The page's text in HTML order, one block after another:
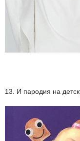
13. И пародия на